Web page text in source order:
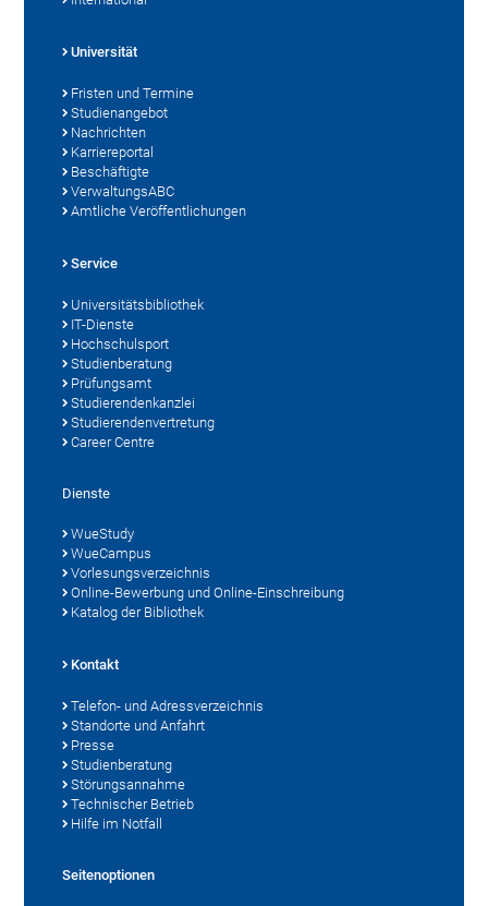
Universität
Fristen und Termine
Studienangebot
Nachrichten
Karriereportal
Beschäftigte
VerwaltungsABC
Amtliche Veröffentlichungen
Service
Universitätsbibliothek
IT-Dienste
Hochschulsport
Studienberatung
Prüfungsamt
Studierendenkanzlei
Studierendenvertretung
Career Centre
Dienste
WueStudy
WueCampus
Vorlesungsverzeichnis
Online-Bewerbung und Online-Einschreibung
Katalog der Bibliothek
Kontakt
Telefon- und Adressverzeichnis
Standorte und Anfahrt
Presse
Studienberatung
Störungsannahme
Technischer Betrieb
Hilfe im Notfall
Seitenoptionen